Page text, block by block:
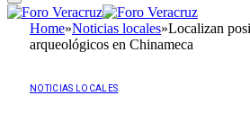
Home»Noticias locales»Localizan
arqueológicos en Chinameca
NOTICIAS LOCALES